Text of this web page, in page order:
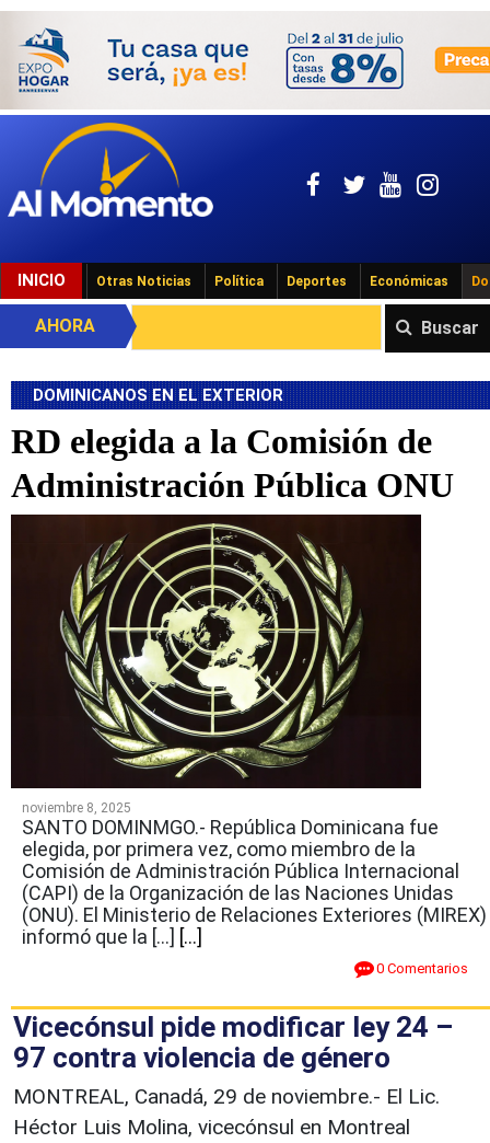
INICIO Otras Noticias Política Deportes Económicas
Buscar
AHORA
DOMINICANOS EN EL EXTERIOR
RD elegida a la Comisión de
Administración Pública ONU
noviembre 8, 2025
SANTO DOMINMGO.- República Dominicana fue
elegida, por primera vez, como miembro de la
Comisión de Administración Pública Internacional
(CAPI) de la Organización de las Naciones Unidas
(ONU). El Ministerio de Relaciones Exteriores (MIREX)
informó que la […] [...]
0 Comentarios
Vicecónsul pide modificar ley 24 –
97 contra violencia de género
MONTREAL, Canadá, 29 de noviembre.- El Lic.
Héctor Luis Molina, vicecónsul en Montreal